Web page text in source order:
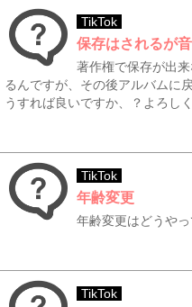
TikTok
保存はされるが
著作権で保存が出
るんですが、その後アルバムに
うすれば良いですか、？よろし
TikTok
年齢変更
年齢変更はどうや
TikTok